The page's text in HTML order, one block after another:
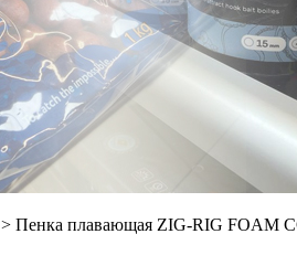
> Пенка плавающая ZIG-RIG FOAM